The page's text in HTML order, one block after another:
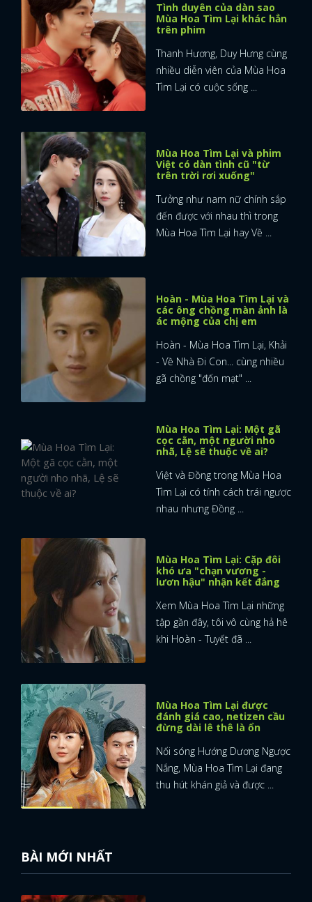
FACEBOOK GOOGLE
Tình duyên của dàn sao
Mùa Hoa Tìm Lại khác hẳn
trên phim
Thanh Hương, Duy Hưng cùng
nhiều diễn viên của Mùa Hoa
Tìm Lại có cuộc sống ...
Mùa Hoa Tìm Lại và phim
Việt có dàn tình cũ "từ
trên trời rơi xuống"
Tưởng như nam nữ chính sắp
đến được với nhau thì trong
Mùa Hoa Tìm Lại hay Về ...
Hoàn - Mùa Hoa Tìm Lại và
các ông chồng màn ảnh là
ác mộng của chị em
Hoàn - Mùa Hoa Tìm Lại, Khải
- Về Nhà Đi Con... cùng nhiều
gã chồng "đốn mạt" ...
Mùa Hoa Tìm Lại: Một gã
cọc cằn, một người nho
nhã, Lệ sẽ thuộc về ai?
Việt và Đồng trong Mùa Hoa
Tìm Lại có tính cách trái ngược
nhau nhưng Đồng ...
Mùa Hoa Tìm Lại: Cặp đôi
khó ưa "chạn vương -
lươn hậu" nhận kết đắng
Xem Mùa Hoa Tìm Lại những
tập gần đây, tôi vô cùng hả hê
khi Hoàn - Tuyết đã ...
Mùa Hoa Tìm Lại được
đánh giá cao, netizen cầu
đừng dài lê thê là ổn
Nối sóng Hướng Dương Ngược
Nắng, Mùa Hoa Tìm Lại đang
thu hút khán giả và được ...
BÀI MỚI NHẤT